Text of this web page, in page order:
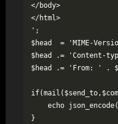
</body>
</html>
';
$head  = 'MIME-
$head .= 'Content-
$head .= 'From: ' .
echo
}